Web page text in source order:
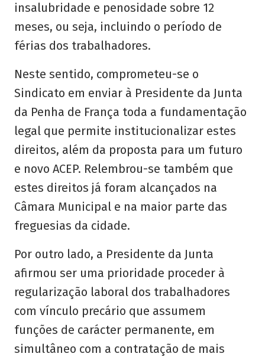
insalubridade e penosidade sobre 12
meses, ou seja, incluindo o período de
férias dos trabalhadores.
Neste sentido, comprometeu-se o
Sindicato em enviar à Presidente da Junta
da Penha de França toda a fundamentação
legal que permite institucionalizar estes
direitos, além da proposta para um futuro
e novo ACEP. Relembrou-se também que
estes direitos já foram alcançados na
Câmara Municipal e na maior parte das
freguesias da cidade.
Por outro lado, a Presidente da Junta
afirmou ser uma prioridade proceder à
regularização laboral dos trabalhadores
com vínculo precário que assumem
funções de carácter permanente, em
simultâneo com a contratação de mais